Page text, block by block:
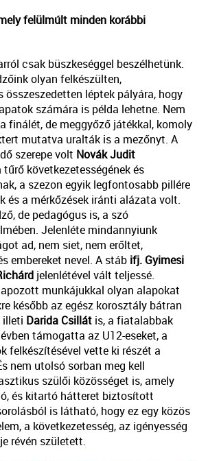
felülmúlt minden korábbi
csak büszkeséggel beszélhetünk.
olyan felkészülten,
összeszedetten léptek pályára, hogy
számára is példa lehetne. Nem
finálét, de meggyőző játékkal, komoly
mutatva uralták is a mezőnyt. A
szerepe volt Novák Judit
következetességének és
a szezon egyik legfontosabb pillére
és a mérkőzések iránti alázata volt.
de pedagógus is, a szó
Jelenléte mindannyiunk
ad, nem siet, nem erőltet,
embereket nevel. A stáb ifj. Gyimesi
jelenlétével vált teljessé.
munkájukkal olyan alapokat
később az egész korosztály bátran
illeti Darida Csillát is, a fiatalabbak
támogatta az U12-eseket, a
felkészítésével vette ki részét a
nem utolsó sorban meg kell
szülői közösséget is, amely
és kitartó hátteret biztosított
is látható, hogy ez egy közös
a következetesség, az igényesség
révén született.